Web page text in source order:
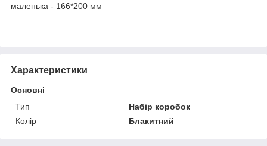
маленька - 166*200 мм
Характеристики
Основні
Тип
Набір коробок
Колір
Блакитний